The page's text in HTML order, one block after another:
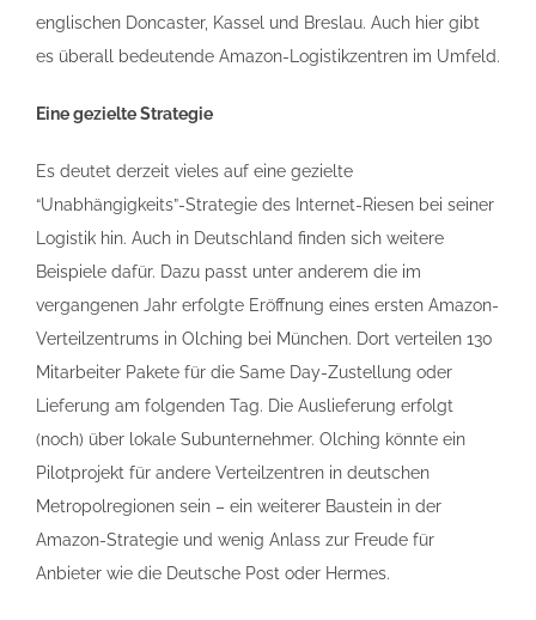
englischen Doncaster, Kassel und Breslau. Auch hier gibt
es überall bedeutende Amazon-Logistikzentren im Umfeld.
Eine gezielte Strategie
Es deutet derzeit vieles auf eine gezielte
“Unabhängigkeits”-Strategie des Internet-Riesen bei seiner
Logistik hin. Auch in Deutschland finden sich weitere
Beispiele dafür. Dazu passt unter anderem die im
vergangenen Jahr erfolgte Eröffnung eines ersten Amazon-
Verteilzentrums in Olching bei München. Dort verteilen 130
Mitarbeiter Pakete für die Same Day-Zustellung oder
Lieferung am folgenden Tag. Die Auslieferung erfolgt
(noch) über lokale Subunternehmer. Olching könnte ein
Pilotprojekt für andere Verteilzentren in deutschen
Metropolregionen sein – ein weiterer Baustein in der
Amazon-Strategie und wenig Anlass zur Freude für
Anbieter wie die Deutsche Post oder Hermes.